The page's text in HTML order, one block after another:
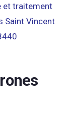
et traitement
Saint Vincent